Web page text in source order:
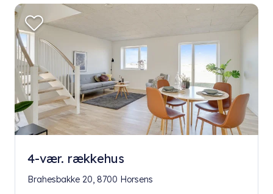
4-vær. rækkehus
Brahesbakke 20, 8700 Horsens